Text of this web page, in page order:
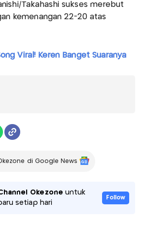
Takahashi sukses merebut
kemenangan 22-20 atas
Viral! Keren Banget Suaranya
di Google News
Okezone untuk
setiap hari
Follow